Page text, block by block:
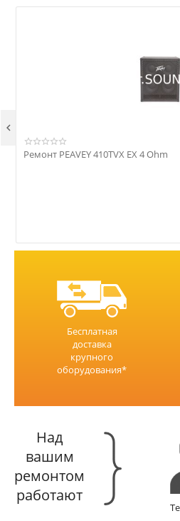
Ремонт PEAVEY 410TVX EX 4 Ohm

Бесплатная
доставка
крупного
оборудования*
Над
вашим
ремонтом
работают